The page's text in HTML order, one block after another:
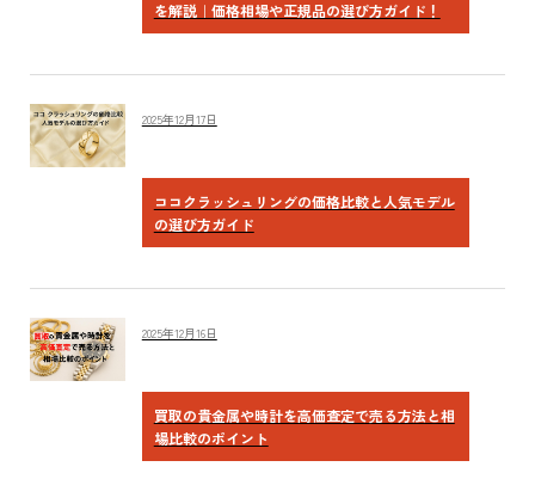
を解説｜価格相場や正規品の選び方ガイド！
2025年12月17日
ココクラッシュリングの価格比較と人気モデル
の選び方ガイド
2025年12月16日
買取の貴金属や時計を高価査定で売る方法と相
場比較のポイント